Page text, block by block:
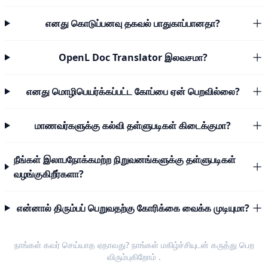
எனது கொடுப்பனவு தகவல் பாதுகாப்பானதா?
OpenL Doc Translator இலவசமா?
எனது மொழிபெயர்க்கப்பட்ட கோப்பை ஏன் பெறவில்லை?
மாணவர்களுக்கு கல்வி தள்ளுபடிகள் கிடைக்குமா?
நீங்கள் இலாபநோக்கமற்ற நிறுவனங்களுக்கு தள்ளுபடிகள்
வழங்குகிறீர்களா?
என்னால் திரும்பப் பெறுவதற்கு கோரிக்கை வைக்க முடியுமா?
நாங்கள் கவர் செய்யாத ஏதாவது? நாங்கள் மகிழ்ச்சியுடன் கருத்து பெற
விரும்புகிறோம் .